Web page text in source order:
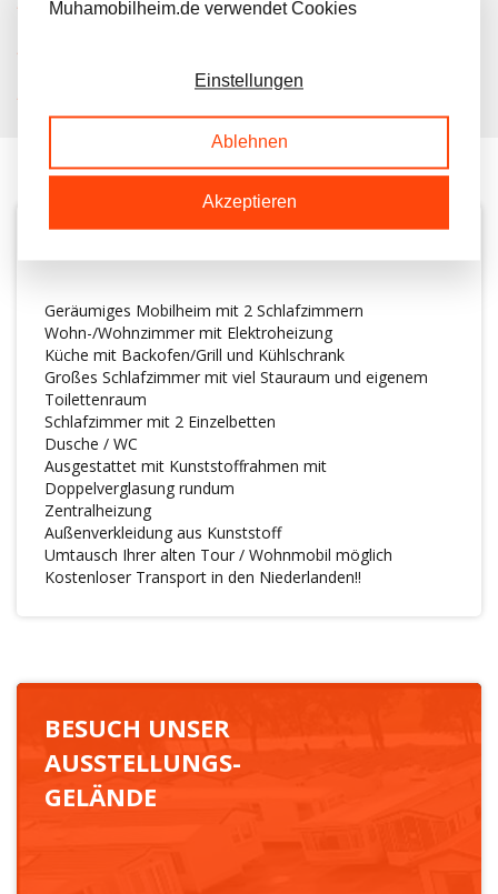
IMMER MEHR ALS 50 MAL AUF LAGER
Geräumiges Mobilheim mit 2 Schlafzimmern
Wohn-/Wohnzimmer mit Elektroheizung
Küche mit Backofen/Grill und Kühlschrank
Großes Schlafzimmer mit viel Stauraum und eigenem
Toilettenraum
Schlafzimmer mit 2 Einzelbetten
Dusche / WC
Ausgestattet mit Kunststoffrahmen mit
Doppelverglasung rundum
Zentralheizung
Außenverkleidung aus Kunststoff
Umtausch Ihrer alten Tour / Wohnmobil möglich
Kostenloser Transport in den Niederlanden!!
BESUCH UNSER
AUSSTELLUNGS-
GELÄNDE
Muhamobilheim.de verwendet Cookies
Einstellungen
Ablehnen
Akzeptieren